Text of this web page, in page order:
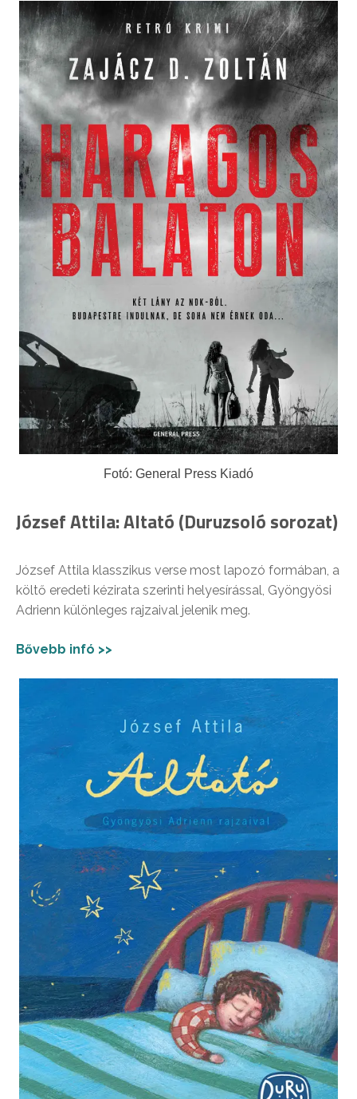
Fotó: General Press Kiadó
József Attila: Altató (Duruzsoló sorozat)
József Attila klasszikus verse most lapozó formában, a
költő eredeti kézirata szerinti helyesírással, Gyöngyösi
Adrienn különleges rajzaival jelenik meg.
Bővebb infó >>